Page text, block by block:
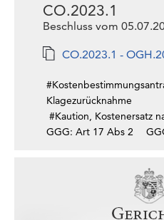
CO.2023.1
Beschluss vom
CO.2023.1 -
Klagezurücknahme
#Kaution, Kostenersatz
GGG: Art 17 Abs 2